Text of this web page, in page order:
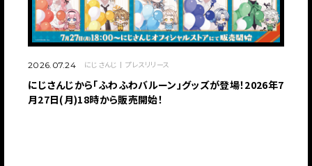
2026.07.24 にじさんじ プレスリリース
にじさんじから「ふわふわバルーン」グッズが登場！2026年7
月27日(月)18時から販売開始！